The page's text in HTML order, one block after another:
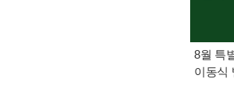
8월 특
이동식